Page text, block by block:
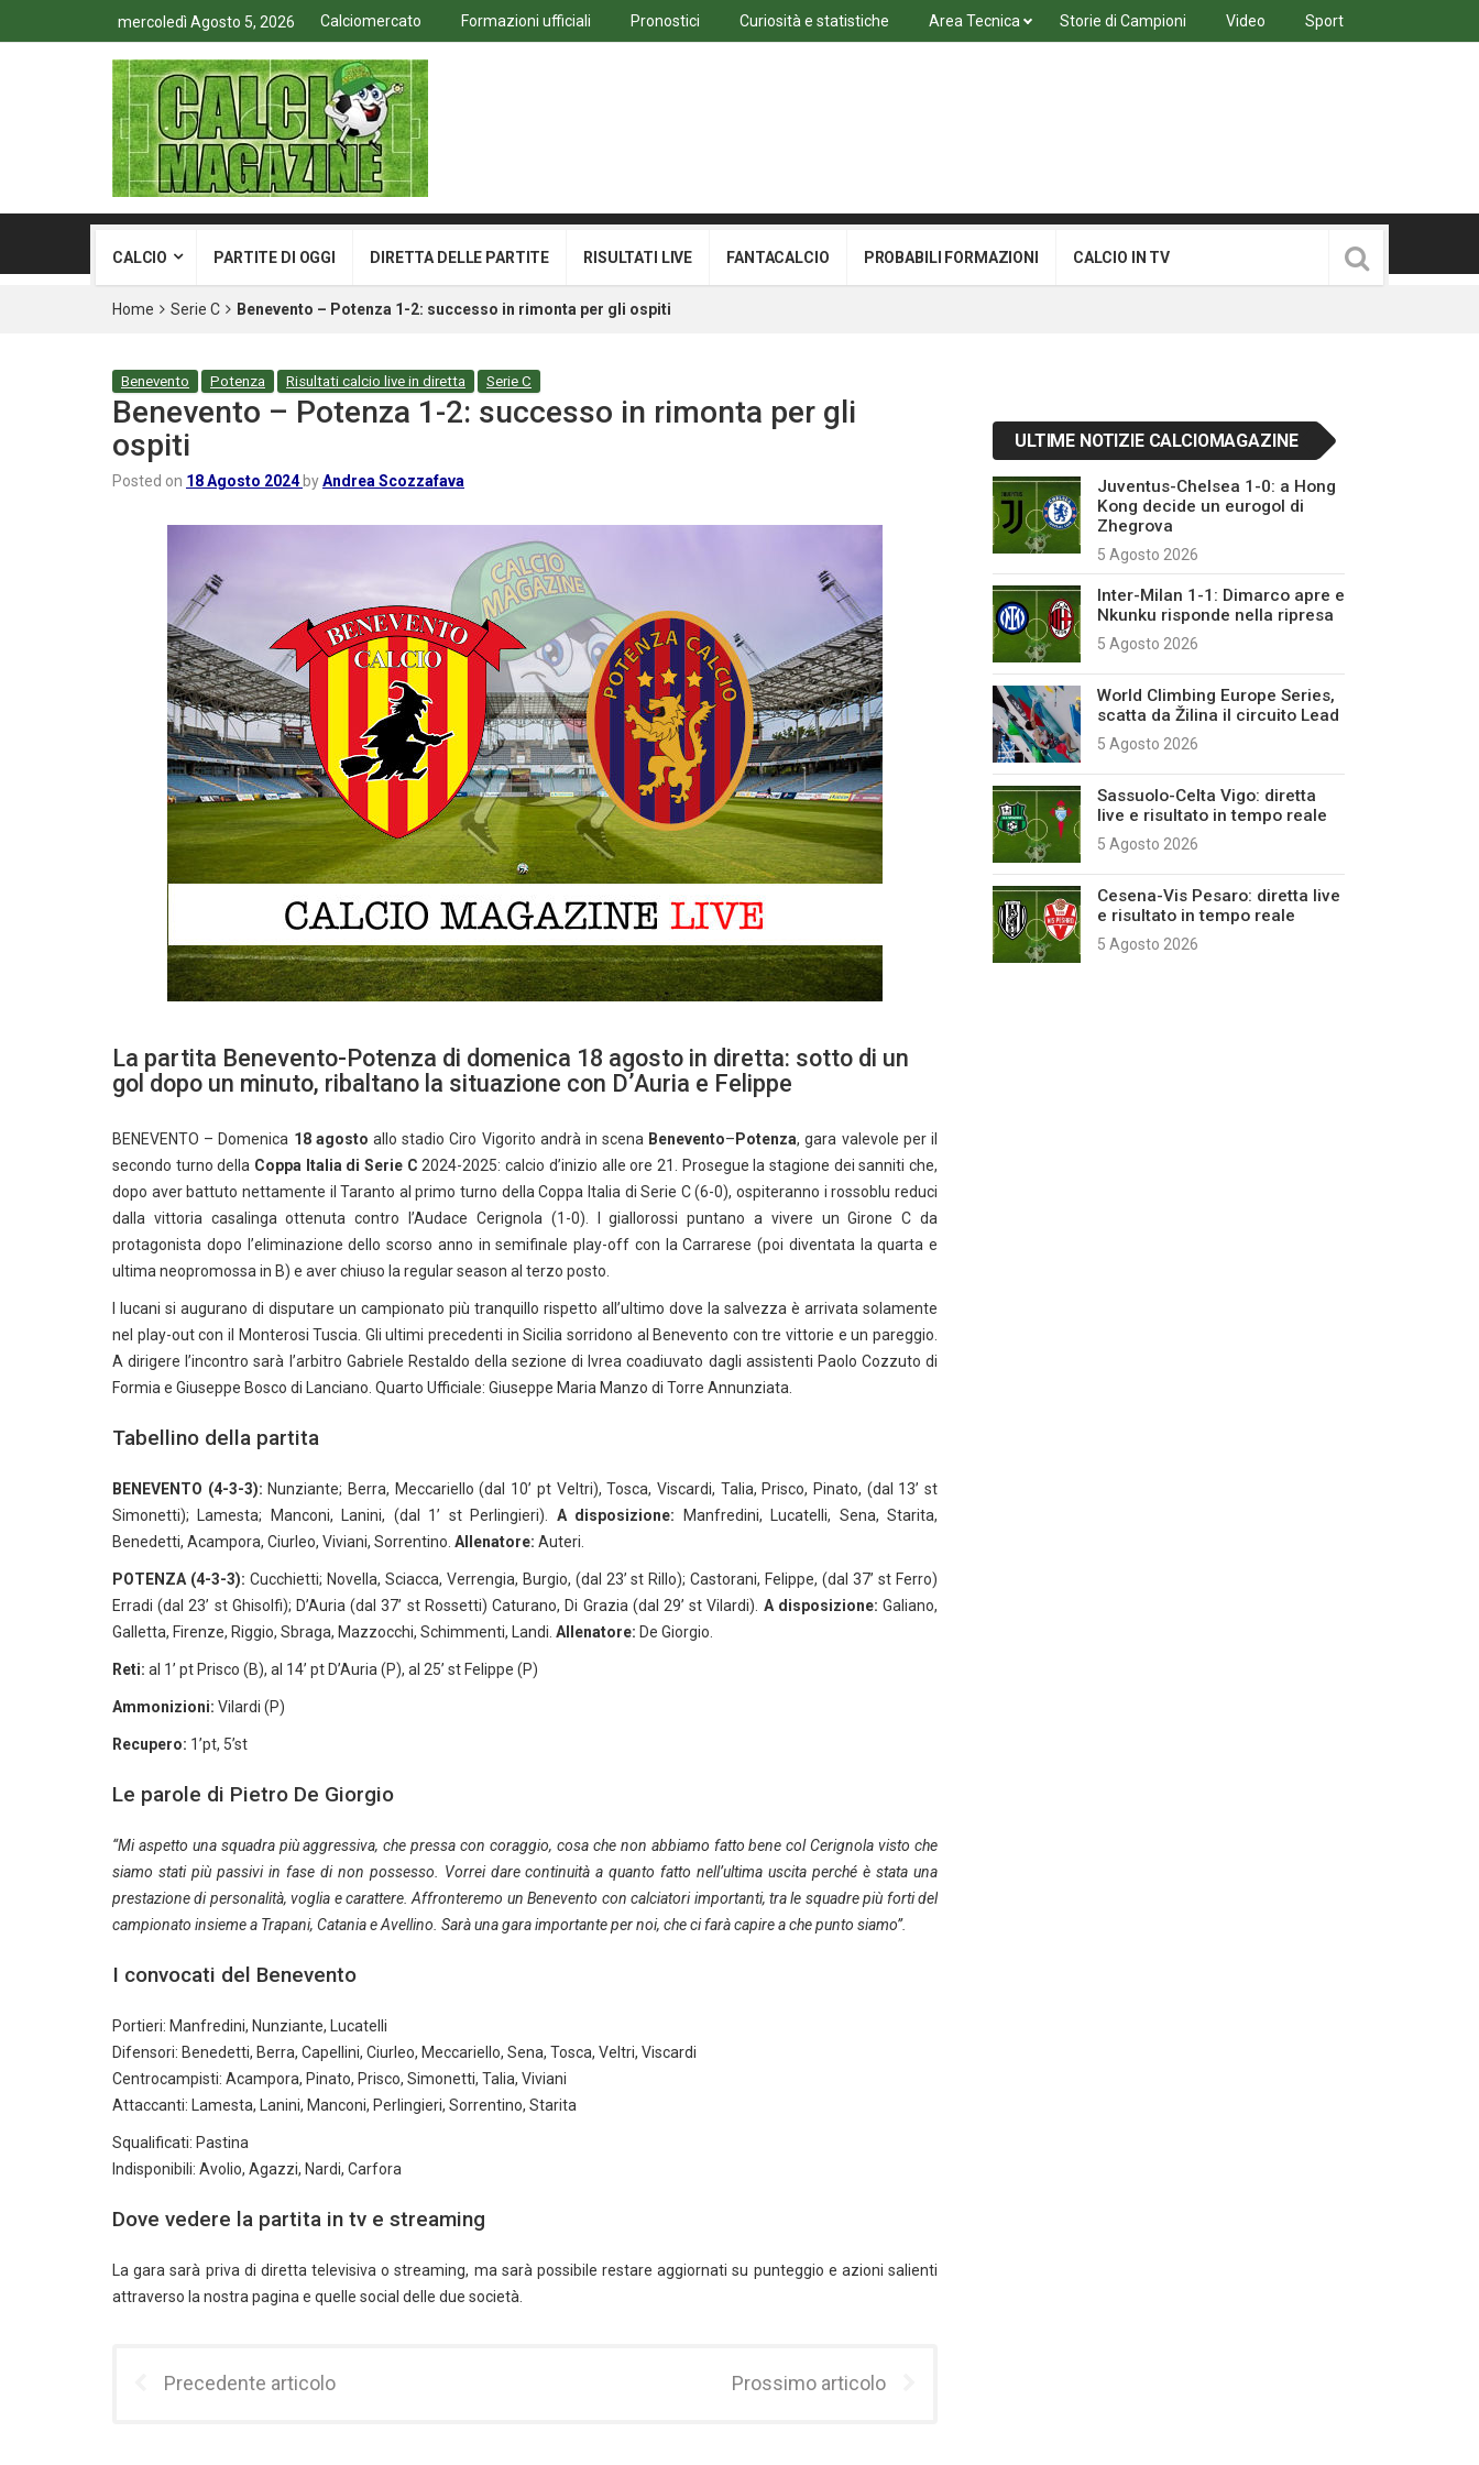
mercoledì Agosto 5, 2026 Calciomercato Formazioni ufficiali Pronostici Curiosità e statistiche Area Tecnica Storie di Campioni Video Sport
CALCIO PARTITE DI OGGI DIRETTA DELLE PARTITE RISULTATI LIVE FANTACALCIO PROBABILI FORMAZIONI CALCIO IN TV
Home Serie C Benevento – Potenza 1-2: successo in rimonta per gli ospiti
Benevento Potenza Risultati calcio live in diretta Serie C
Benevento – Potenza 1-2: successo in rimonta per gli
ospiti
Posted on 18 Agosto 2024 byAndrea Scozzafava
La partita Benevento-Potenza di domenica 18 agosto in diretta: sotto di un
gol dopo un minuto, ribaltano la situazione con D’Auria e Felippe
BENEVENTO – Domenica 18 agosto allo stadio Ciro Vigorito andrà in scena Benevento– Potenza, gara valevole per il
secondo turno della Coppa Italia di Serie C 2024-2025: calcio d’inizio alle ore 21. Prosegue la stagione dei sanniti che,
dopo aver battuto nettamente il Taranto al primo turno della Coppa Italia di Serie C (6-0), ospiteranno i rossoblu reduci
dalla vittoria casalinga ottenuta contro l’Audace Cerignola (1-0). I giallorossi puntano a vivere un Girone C da
protagonista dopo l’eliminazione dello scorso anno in semifinale play-off con la Carrarese (poi diventata la quarta e
ultima neopromossa in B) e aver chiuso la regular season al terzo posto.
I lucani si augurano di disputare un campionato più tranquillo rispetto all’ultimo dove la salvezza è arrivata solamente
nel play-out con il Monterosi Tuscia. Gli ultimi precedenti in Sicilia sorridono al Benevento con tre vittorie e un pareggio.
A dirigere l’incontro sarà l’arbitro Gabriele Restaldo della sezione di Ivrea coadiuvato dagli assistenti Paolo Cozzuto di
Formia e Giuseppe Bosco di Lanciano. Quarto Ufficiale: Giuseppe Maria Manzo di Torre Annunziata.
Tabellino della partita
BENEVENTO (4-3-3): Nunziante; Berra, Meccariello (dal 10’ pt Veltri), Tosca, Viscardi, Talia, Prisco, Pinato, (dal 13’ st
Simonetti); Lamesta; Manconi, Lanini, (dal 1’ st Perlingieri). A disposizione: Manfredini, Lucatelli, Sena, Starita,
Benedetti, Acampora, Ciurleo, Viviani, Sorrentino. Allenatore: Auteri.
POTENZA (4-3-3): Cucchietti; Novella, Sciacca, Verrengia, Burgio, (dal 23’ st Rillo); Castorani, Felippe, (dal 37’ st Ferro)
Erradi (dal 23’ st Ghisolfi); D’Auria (dal 37’ st Rossetti) Caturano, Di Grazia (dal 29’ st Vilardi). A disposizione: Galiano,
Galletta, Firenze, Riggio, Sbraga, Mazzocchi, Schimmenti, Landi. Allenatore: De Giorgio.
Reti: al 1’ pt Prisco (B), al 14’ pt D’Auria (P), al 25’ st Felippe (P)
Ammonizioni: Vilardi (P)
Recupero: 1’pt, 5’st
Le parole di Pietro De Giorgio
“Mi aspetto una squadra più aggressiva, che pressa con coraggio, cosa che non abbiamo fatto bene col Cerignola visto che
siamo stati più passivi in fase di non possesso. Vorrei dare continuità a quanto fatto nell’ultima uscita perché è stata una
prestazione di personalità, voglia e carattere. Affronteremo un Benevento con calciatori importanti, tra le squadre più forti del
campionato insieme a Trapani, Catania e Avellino. Sarà una gara importante per noi, che ci farà capire a che punto siamo”.
I convocati del Benevento
Portieri: Manfredini, Nunziante, Lucatelli
Difensori: Benedetti, Berra, Capellini, Ciurleo, Meccariello, Sena, Tosca, Veltri, Viscardi
Centrocampisti: Acampora, Pinato, Prisco, Simonetti, Talia, Viviani
Attaccanti: Lamesta, Lanini, Manconi, Perlingieri, Sorrentino, Starita
Squalificati: Pastina
Indisponibili: Avolio, Agazzi, Nardi, Carfora
Dove vedere la partita in tv e streaming
La gara sarà priva di diretta televisiva o streaming, ma sarà possibile restare aggiornati su punteggio e azioni salienti
attraverso la nostra pagina e quelle social delle due società.
Precedente articolo Prossimo articolo
ULTIME NOTIZIE CALCIOMAGAZINE
Juventus-Chelsea 1-0: a Hong
Kong decide un eurogol di
Zhegrova
5 Agosto 2026
Inter-Milan 1-1: Dimarco apre e
Nkunku risponde nella ripresa
5 Agosto 2026
World Climbing Europe Series,
scatta da Žilina il circuito Lead
5 Agosto 2026
Sassuolo-Celta Vigo: diretta
live e risultato in tempo reale
5 Agosto 2026
Cesena-Vis Pesaro: diretta live
e risultato in tempo reale
5 Agosto 2026